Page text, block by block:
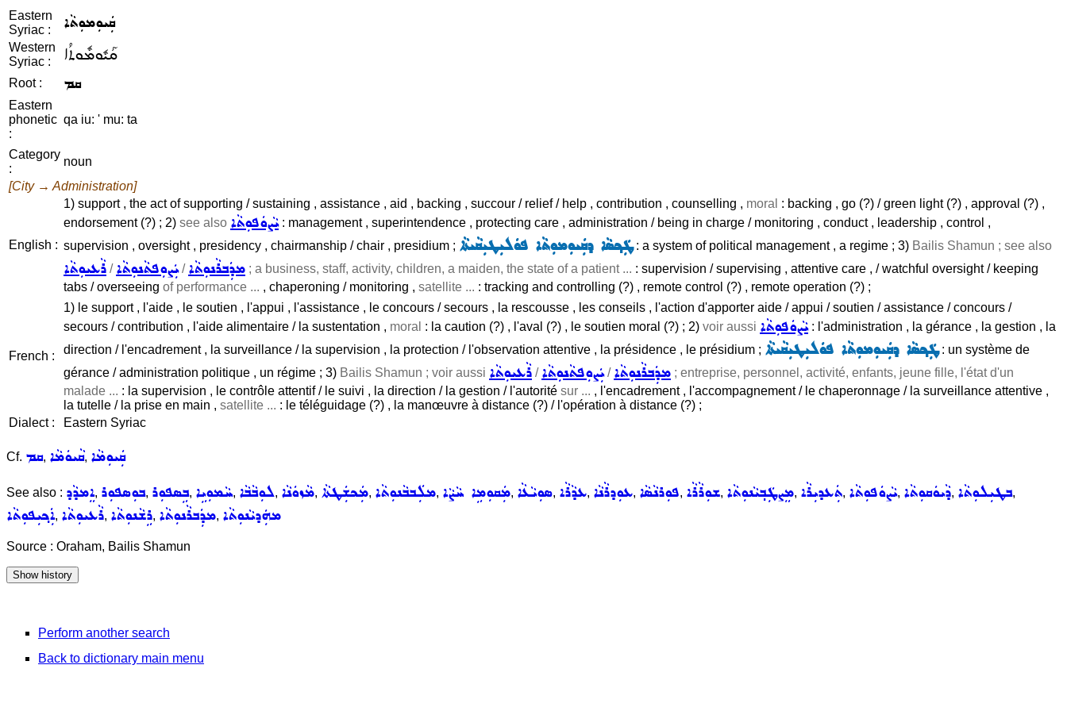
Eastern
Syriac :
ܩܲܝܘܼܡܘܼܬܵܐ
Western
Syriac :
ܩܰܝܽܘܡܽܘܬܳܐ
Root : ܩܡ
Eastern
phonetic
:
qa iu: ' mu: ta
Category
:
noun
[City → Administration]
English :
1) support , the act of supporting / sustaining , assistance , aid , backing , succour / relief / help , contribution , counselling , moral : backing , go (?) / green light (?) , approval (?) ,
endorsement (?) ; 2) see also ܝܵܨܘܿܦܘܼܬܵܐ: management , superintendence , protecting care , administration / being in charge / monitoring , conduct , leadership , control ,
supervision , oversight , presidency , chairmanship / chair , presidium ; ܛܲܟ݂ܣܵܐ ܕܩܲܝܘܼܡܘܼܬܵܐ ܦܘܿܠܝܼܛܝܼܩܵܝܬܵܐ: a system of political management , a regime ; 3) Bailis Shamun ; see also
ܪܵܥܝܘܼܬܵܐ /ܝܲܨܘܼܦܬܵܢܘܼܬܵܐ/ܡܕܲܒܪܵܢܘܼܬܵܐ ; a business, staff, activity, children, a maiden, the state of a patient ... : supervision / supervising , attentive care , / watchful oversight / keeping
tabs / overseeing of performance ... , chaperoning / monitoring , satellite ... : tracking and controlling (?) , remote control (?) , remote operation (?) ;
French :
1) le support , l'aide , le soutien , l'appui , l'assistance , le concours / secours , la rescousse , les conseils , l'action d'apporter aide / appui / soutien / assistance / concours /
secours / contribution , l'aide alimentaire / la sustentation , moral : la caution (?) , l'aval (?) , le soutien moral (?) ; 2) voir aussi ܝܵܨܘܿܦܘܼܬܵܐ: l'administration , la gérance , la gestion , la
direction / l'encadrement , la surveillance / la supervision , la protection / l'observation attentive , la présidence , le présidium ; ܛܲܟ݂ܣܵܐ ܕܩܲܝܘܼܡܘܼܬܵܐ ܦܘܿܠܝܼܛܝܼܩܵܝܬܵܐ: un système de
gérance / administration politique , un régime ; 3) Bailis Shamun ; voir aussi ܪܵܥܝܘܼܬܵܐ /ܝܲܨܘܼܦܬܵܢܘܼܬܵܐ/ܡܕܲܒܪܵܢܘܼܬܵܐ ; entreprise, personnel, activité, enfants, jeune fille, l'état d'un
malade ... : la supervision , le contrôle attentif / le suivi , la direction / la gestion / l'autorité sur ... , l'encadrement , l'accompagnement / le chaperonnage / la surveillance attentive ,
la tutelle / la prise en main , satellite ... : le téléguidage (?) , la manœuvre à distance (?) / l'opération à distance (?) ;
Dialect :
Eastern Syriac
Cf. ܩܡ, ܩܵܝܘܿܡܵܐ, ܩܲܝܘܼܡܵܐ
See also : ܐܸܡܕܵܕ, ܒܘܼܣܦܘܼܪ, ܒܹܣܦܘܼܪ, ܚܵܡܘܼܝܹܐ, ܠܘܼܒܵܒܵܐ, ܡܵܙܘܿܢܵܐ, ܡܲܟܫܲܛܬܵܐ, ܡܠܲܒܒܵܢܘܼܬܵܐ, ܡܲܩܘܼܡܹܐ ܚܵܨܵܐ, ܣܘܼܝܵܥܵܐ, ܥܕܵܪܵܐ, ܥܘܼܕܪܵܢܵܐ, ܦܘܼܪܢܵܣܵܐ, ܫܘܼܪܵܪܵܐ, ܡܸܨܛܲܒ݂ܝܵܢܘܼܬܵܐ, ܬܲܥܕܝܼܪܵܐ, ܝܵܨܘܿܦܘܼܬܵܐ, ܕܵܝܘܿܩܘܼܬܵܐ, ܒܛܝܼܠܘܼܬܵܐ,
ܐܲܟ݂ܝܼܦܘܼܬܵܐ, ܪܵܥܝܘܼܬܵܐ, ܪܹܫܵܢܘܼܬܵܐ, ܡܕܲܒܪܵܢܘܼܬܵܐ, ܡܗܲܕܝܵܢܘܼܬܵܐ
Source : Oraham, Bailis Shamun
Perform another search
Back to dictionary main menu